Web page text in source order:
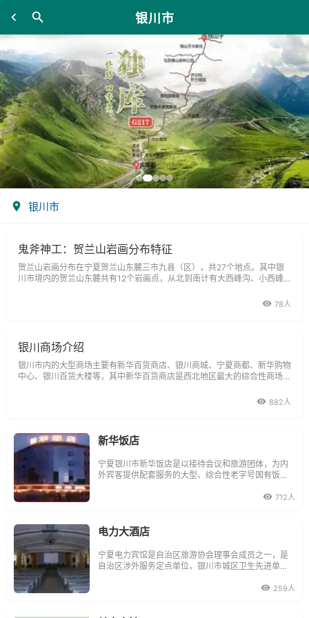
银川市
银川市
鬼斧神工：贺兰山岩画分布特征
贺兰山岩画分布在宁夏贺兰山东麓三市九县（区），共27个地点。其中银
川市境内的贺兰山东麓共有12个岩画点，从北到南计有大西峰沟、小西峰
78人
银川商场介绍
银川市内的大型商场主要有新华百货商店、银川商城、宁夏商都、新华购物
中心、银川百货大楼等，其中新华百货商店是西北地区最大的综合性商场之
882人
新华饭店
宁夏银川市新华饭店是以接待会议和旅游团体，为内
外宾客提供配套服务的大型、综合性老字号国有饭
712人
电力大酒店
宁夏电力宾馆是自治区旅游协会理事会成员之一，是
自治区涉外服务定点单位，银川市城区卫生先进单
259人